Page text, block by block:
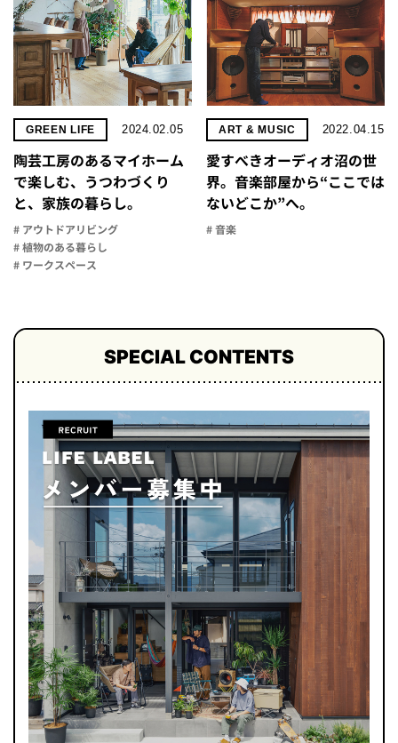
GREEN LIFE 2024.02.05
陶芸工房のあるマイホーム
で楽しむ、うつわづくり
と、家族の暮らし。
# アウトドアリビング
# 植物のある暮らし
# ワークスペース
ART & MUSIC 2022.04.15
愛すべきオーディオ沼の世
界。音楽部屋から“ここでは
ないどこか”へ。
# 音楽
SPECIAL CONTENTS